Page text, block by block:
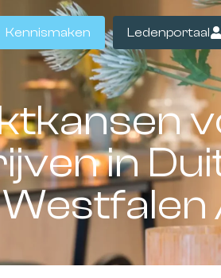
Kennismaken Ledenportaal
in
Westfalen